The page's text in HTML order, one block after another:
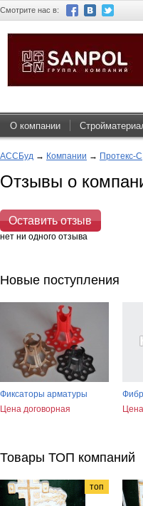
Смотрите нас в:
О компании
АССБуд → Компании → Протекс-С
Отзывы о
Оставить отзыв
нет ни одного отзыва
Новые поступления
Фиксаторы арматуры
Цена договорная
Товары ТОП компаний
топ